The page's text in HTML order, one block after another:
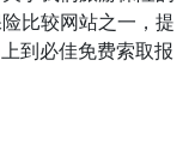
比较网站之一，提
到必佳免费索取报